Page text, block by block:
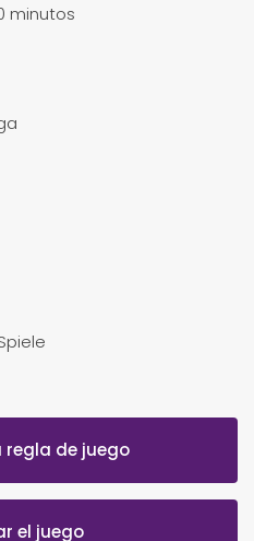
minutos
regla de juego
el juego